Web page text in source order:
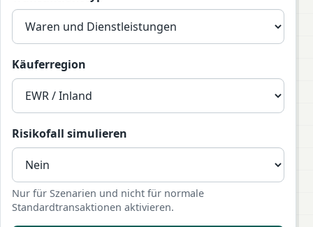
Käuferregion
Risikofall simulieren
Nur für Szenarien und nicht für normale
Standardtransaktionen aktivieren.